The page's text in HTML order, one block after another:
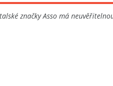
značky Asso má